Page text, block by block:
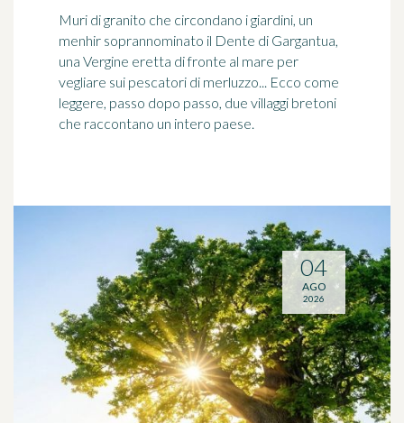
Muri di granito che circondano i giardini, un
menhir soprannominato il Dente di Gargantua,
una Vergine eretta di fronte al mare per
vegliare sui pescatori di merluzzo... Ecco come
leggere, passo dopo passo, due villaggi bretoni
che raccontano un intero paese.
04
AGO
2026